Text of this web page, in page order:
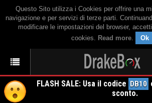
Questo Sito utilizza i Cookies per offrire una
navigazione e per servizi di terze parti.
modificare le impostazioni del browser,
cookies. Read more. Ok
FLASH SALE: Usa il codice DB10
sconto.